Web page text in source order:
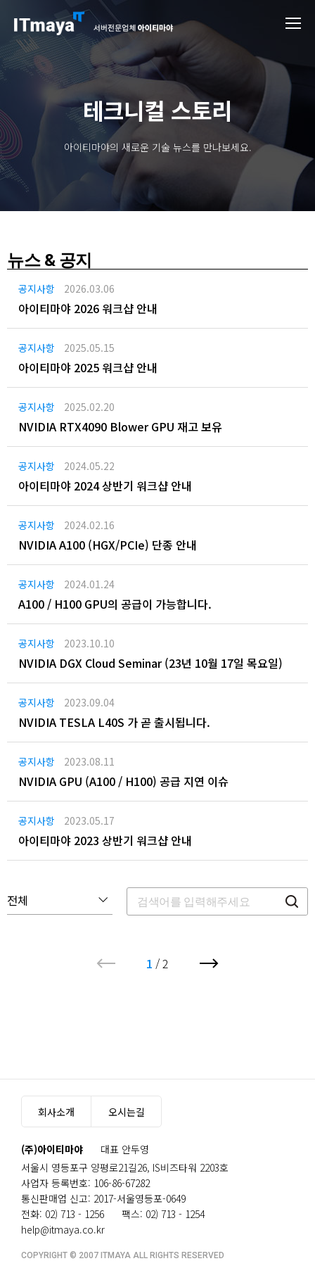
테크니컬 스토리
아이티마야의 새로운 기술 뉴스를 만나보세요.
뉴스 & 공지
공지사항 2026.03.06
아이티마야 2026 워크샵 안내
공지사항 2025.05.15
아이티마야 2025 워크샵 안내
공지사항 2025.02.20
NVIDIA RTX4090 Blower GPU 재고 보유
공지사항 2024.05.22
아이티마야 2024 상반기 워크샵 안내
공지사항 2024.02.16
NVIDIA A100 (HGX/PCIe) 단종 안내
공지사항 2024.01.24
A100 / H100 GPU의 공급이 가능합니다.
공지사항 2023.10.10
NVIDIA DGX Cloud Seminar (23년 10월 17일 목요일)
공지사항 2023.09.04
NVIDIA TESLA L40S 가 곧 출시됩니다.
공지사항 2023.08.11
NVIDIA GPU (A100 / H100) 공급 지연 이슈
공지사항 2023.05.17
아이티마야 2023 상반기 워크샵 안내
전체
1 2
회사소개 오시는길
(주)아이티마야
대표 안두영
서울시 영등포구 양평로21길26, IS비즈타워 2203호
사업자 등록번호: 106-86-67282
통신판매업 신고: 2017-서울영등포-0649
전화: 02) 713 - 1256
팩스: 02) 713 - 1254
help@itmaya.co.kr
COPYRIGHT © 2007 ITMAYA ALL RIGHTS RESERVED